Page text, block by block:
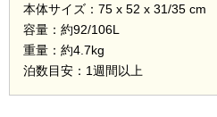
本体サイズ：75 x 52 x 31/35 cm
容量：約92/106L
重量：約4.7kg
泊数目安：1週間以上